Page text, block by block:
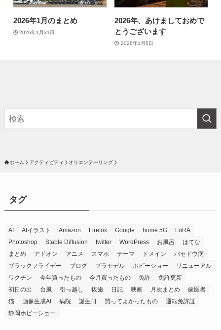
2026年1月のまとめ
2026年1月31日
2026年、あけましておめで
とうございます
2026年1月5日
ホーム アクティビティ オリエンテーリング
タグ
AI AIイラスト Amazon Firefox Google home 5G
LoRA
Photoshop
Stable Diffusion twitter WordPress お風呂
はてな
まとめ
アドオン アニメ スマホ テーマ ドメイン
バセドウ病
ブラックフライデー
ブログ プラモデル ホビーショー
リニューアル
ワクチン
今年買ったもの 今月買ったもの 免許
免許更新
初日の出
台風 引っ越し 抜歯 日記 映画 月次まとめ
歯医者
猫
画像生成AI 病院 誕生日 買ってよかったもの
運転免許証
静岡ホビーショー